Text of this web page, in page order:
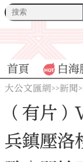
首頁 白海
大公文匯網>>新聞
（有片
兵鎮壓